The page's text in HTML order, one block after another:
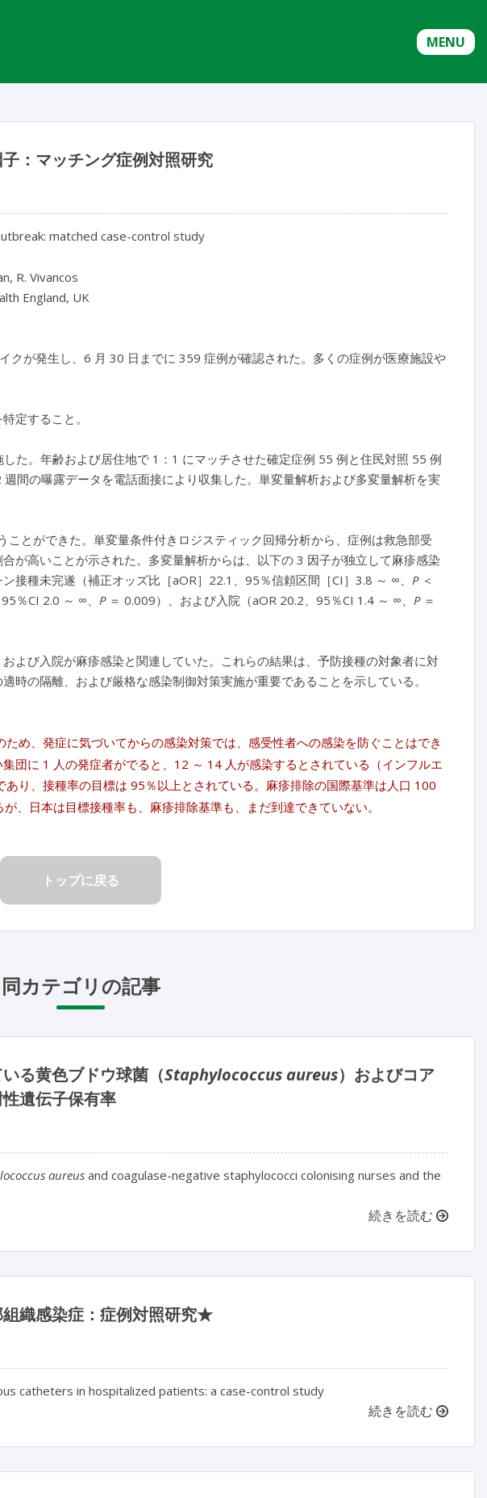
MENU
：マッチング症例対照研究
matched case-control study
R. Vivancos
England, UK
クが発生し、6 月 30 日までに 359 症例が確認された。多くの症例が医療施設や
定すること。
た。年齢および居住地で 1：1 にマッチさせた確定症例 55 例と住民対照 55 例
間の曝露データを電話面接により収集した。単変量解析および多変量解析を実
とができた。単変量条件付きロジスティック回帰分析から、症例は救急部受
が高いことが示された。多変量解析からは、以下の 3 因子が独立して麻疹感染
接種未完遂（補正オッズ比［aOR］22.1、95％信頼区間［CI］3.8 ～ ∞、 P＜
％CI 2.0 ～ ∞、 P＝ 0.009）、および入院（aOR 20.2、95％CI 1.4 ～ ∞、 P＝
よび入院が麻疹感染と関連していた。これらの結果は、予防接種の対象者に対
時の隔離、および厳格な感染制御対策実施が重要であることを示している。
め、発症に気づいてからの感染対策では、感受性者への感染を防ぐことはでき
団に 1 人の発症者がでると、12 ～ 14 人が感染するとされている（インフルエ
り、接種率の目標は 95％以上とされている。麻疹排除の国際基準は人口 100
、日本は目標接種率も、麻疹排除基準も、まだ到達できていない。
トップに戻る
同カテゴリの記事
る黄色ブドウ球菌（Staphylococcus aureus）およびコア
遺伝子保有率
aureus and coagulase-negative staphylococci colonising nurses and the
続きを読む
織感染症：症例対照研究★
catheters in hospitalized patients: a case-control study
続きを読む